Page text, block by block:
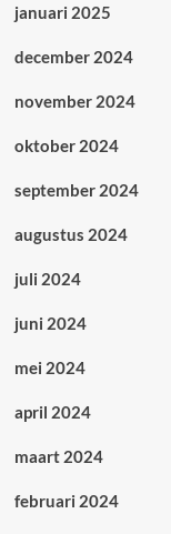
januari 2025
december 2024
november 2024
oktober 2024
september 2024
augustus 2024
juli 2024
juni 2024
mei 2024
april 2024
maart 2024
februari 2024